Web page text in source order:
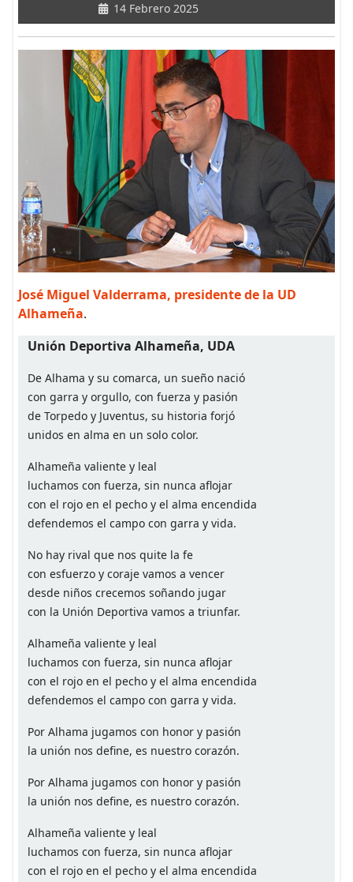
14 Febrero 2025
José Miguel Valderrama, presidente de la UD
Alhameña.
Unión Deportiva Alhameña, UDA
De Alhama y su comarca, un sueño nació
con garra y orgullo, con fuerza y pasión
de Torpedo y Juventus, su historia forjó
unidos en alma en un solo color.
Alhameña valiente y leal
luchamos con fuerza, sin nunca aflojar
con el rojo en el pecho y el alma encendida
defendemos el campo con garra y vida.
No hay rival que nos quite la fe
con esfuerzo y coraje vamos a vencer
desde niños crecemos soñando jugar
con la Unión Deportiva vamos a triunfar.
Alhameña valiente y leal
luchamos con fuerza, sin nunca aflojar
con el rojo en el pecho y el alma encendida
defendemos el campo con garra y vida.
Por Alhama jugamos con honor y pasión
la unión nos define, es nuestro corazón.
Por Alhama jugamos con honor y pasión
la unión nos define, es nuestro corazón.
Alhameña valiente y leal
luchamos con fuerza, sin nunca aflojar
con el rojo en el pecho y el alma encendida